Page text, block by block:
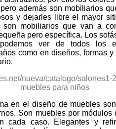
además son mobiliarios
y dejarles libre el mayor
son mobiliarios que van a
pero específica. Los
ver de todos los
como en diseños, formas
en el diseño de muebles
Son muebles por módulos
cada caso. Elegantes y